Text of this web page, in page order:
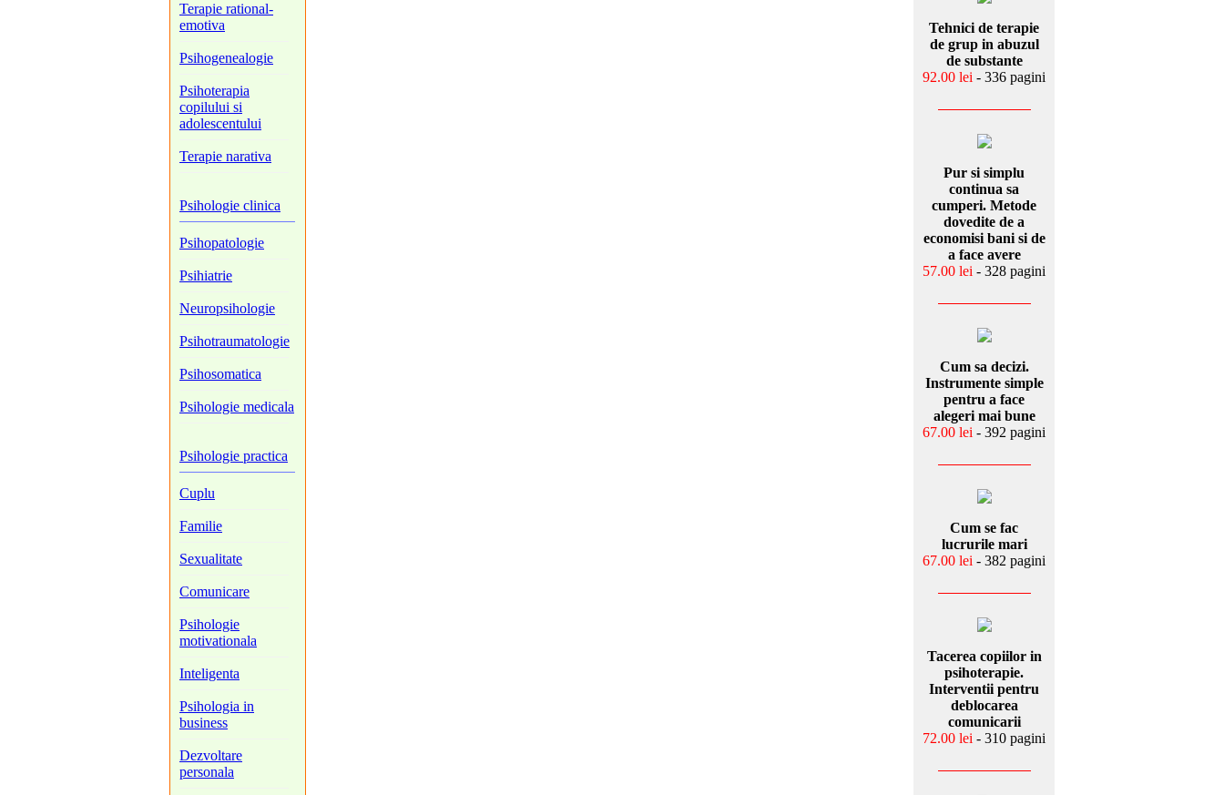
Terapie rational-
emotiva
Psihogenealogie
Psihoterapia
copilului si
adolescentului
Terapie narativa
Psihologie clinica
Psihopatologie
Psihiatrie
Neuropsihologie
Psihotraumatologie
Psihosomatica
Psihologie medicala
Psihologie practica
Cuplu
Familie
Sexualitate
Comunicare
Psihologie
motivationala
Inteligenta
Psihologia in
business
Dezvoltare
personala
Tehnici de terapie
de grup in abuzul
de substante
92.00 lei - 336 pagini
Pur si simplu
continua sa
cumperi. Metode
dovedite de a
economisi bani si de
a face avere
57.00 lei - 328 pagini
Cum sa decizi.
Instrumente simple
pentru a face
alegeri mai bune
67.00 lei - 392 pagini
Cum se fac
lucrurile mari
67.00 lei - 382 pagini
Tacerea copiilor in
psihoterapie.
Interventii pentru
deblocarea
comunicarii
72.00 lei - 310 pagini